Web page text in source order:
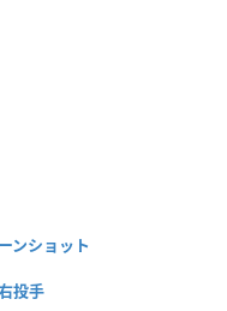
ンショット
投手